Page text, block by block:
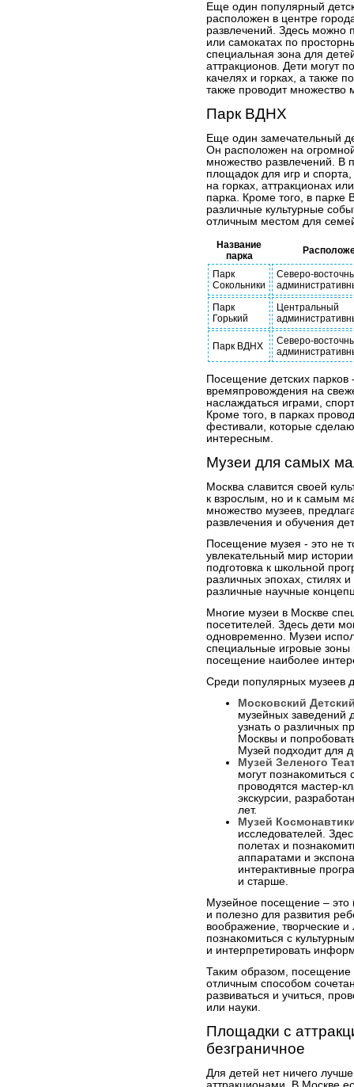
Еще один популярный
расположен в центре
развлечений. Здесь можно
или самокатах по
специальная зона для
аттракционов. Дети могут
качелях и горках, а также
также проводит множество
Парк ВДНХ
Еще один замечательный
Он расположен на
множество развлечений. В
площадок для игр и спорта,
на горках, аттракционах
парка. Кроме того, в парке
различные культурные
отличным местом для
Название
парка
Парк
Сокольники
Северо-
Парк
Горький
Центральный
Парк ВДНХ
Северо-
Посещение детских парков
времяпровождения на
наслаждаться играми,
Кроме того, в парках
фестивали, которые
интересным.
Музеи для самых
Москва славится своей
к взрослым, но и к самым
множество музеев,
развлечения и обучения
Посещение музея - это не
увлекательный мир
подготовка к школьной
различных эпохах, стилях и
различные научные
Многие музеи в Москве
посетителей. Здесь дети
одновременно. Музеи
специальные игровые зоны
посещение наиболее
Среди популярных музеев
Московский
музейных заведений
узнать о различных
Москвы и
Музей подходит для
Музей Зеленого
могут познакомиться
проводятся мастер-
экскурсии,
лет.
Музей
исследователей.
полетах и
аппаратами и
интерактивные
и старше.
Музейное посещение – это
и полезно для развития
воображение, творческие и
познакомиться с
и интерпретировать
Таким образом, посещение
отличным способом
развиваться и учиться,
или науки.
Площадки с
безграничное
Для детей нет ничего